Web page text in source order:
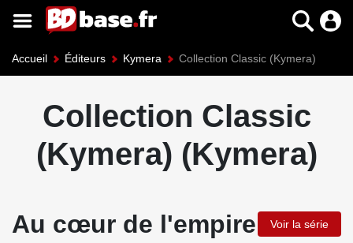
Accueil Éditeurs Kymera Collection Classic (Kymera)
Collection Classic
(Kymera) (Kymera)
Au cœur de l'empire Voir la série